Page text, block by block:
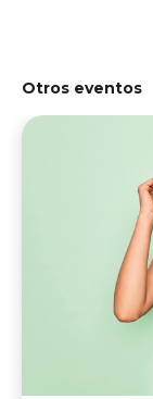
Otros eventos